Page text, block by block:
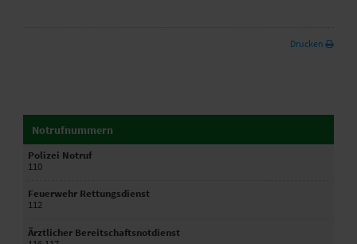
Drucken
Notrufnummern
Polizei Notruf
110
Feuerwehr Rettungsdienst
112
Ärztlicher Bereitschaftsnotdienst